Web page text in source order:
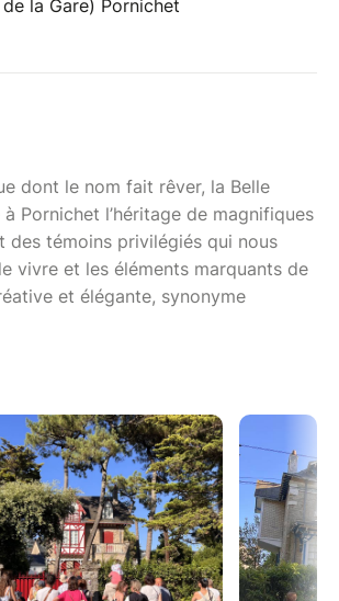
la Gare) Pornichet
dont le nom fait rêver, la Belle
Pornichet l’héritage de magnifiques
des témoins privilégiés qui nous
vivre et les éléments marquants de
et élégante, synonyme